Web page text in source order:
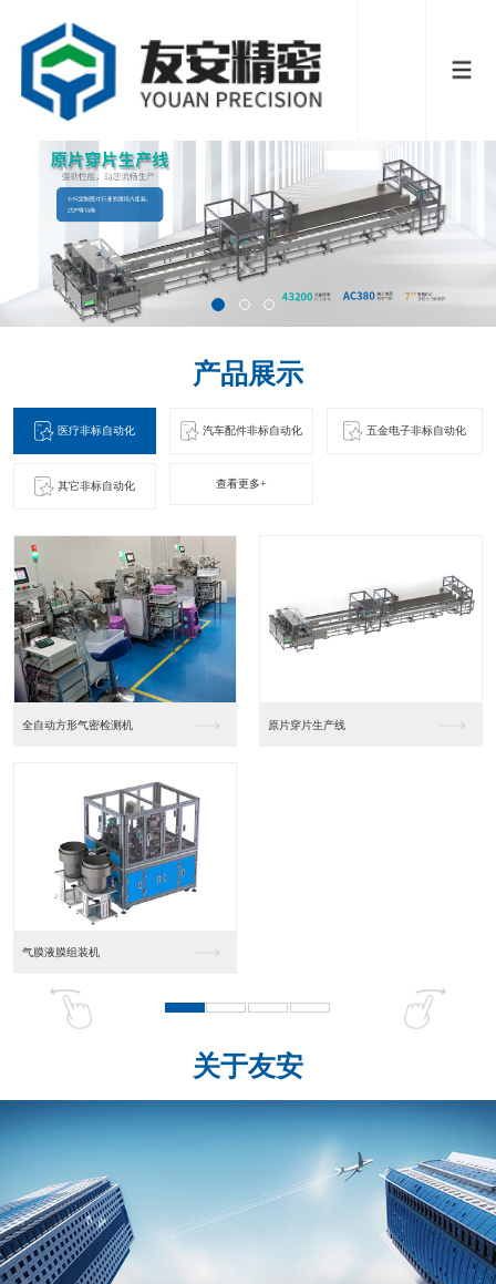
产品展示
医疗非标自动化 汽车配件非标自动化 五金电子非标自动化
其它非标自动化 查看更多+
全自动方形气密检测机 原片穿片生产线
气膜液膜组装机
关于友安